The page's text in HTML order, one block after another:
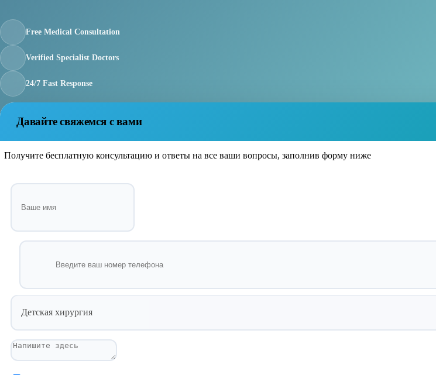
Free Medical Consultation
Verified Specialist Doctors
24/7 Fast Response
Давайте свяжемся с вами
Получите бесплатную консультацию и ответы на все ваши вопросы, заполнив форму ниже
Детская хирургия